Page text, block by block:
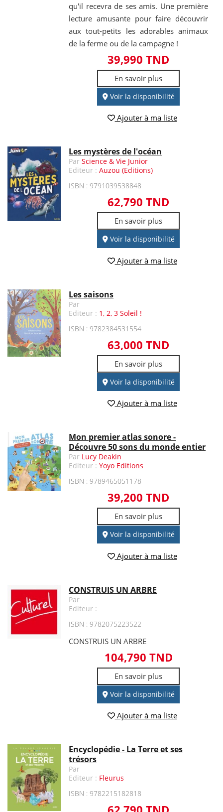
qu'il recevra de ses amis. Une première
lecture amusante pour faire découvrir
aux tout-petits les adorables animaux
de la ferme ou de la campagne !
39,990 TND
En savoir plus
Voir la disponibilité
Ajouter à ma liste
Les mystères de l'océan
ParScience & Vie Junior
Editeur :Auzou (Editions)
ISBN : 9791039538848
62,790 TND
En savoir plus
Voir la disponibilité
Ajouter à ma liste
Les saisons
Par
Editeur : 1, 2, 3 Soleil !
ISBN : 9782384531554
63,000 TND
En savoir plus
Voir la disponibilité
Ajouter à ma liste
Mon premier atlas sonore -
Découvre 50 sons du monde entier
Par Lucy Deakin
Editeur :Yoyo Editions
ISBN : 9789465051178
39,200 TND
En savoir plus
Voir la disponibilité
Ajouter à ma liste
CONSTRUIS UN ARBRE
Par
Editeur :
ISBN : 9782075223522
CONSTRUIS UN ARBRE
104,790 TND
En savoir plus
Voir la disponibilité
Ajouter à ma liste
Encyclopédie - La Terre et ses
trésors
Par
Editeur : Fleurus
ISBN : 9782215182818